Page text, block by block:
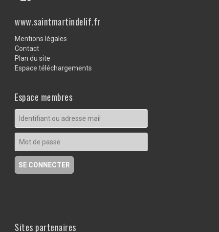
www.saintmartindelif.fr
Mentions légales
Contact
Plan du site
Espace téléchargements
Espace membres
Sites partenaires